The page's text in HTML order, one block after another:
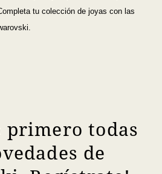
tu colección de joyas con las
primero todas
de